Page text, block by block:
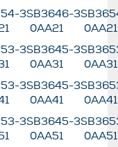
3SB3646-
0AA21
0AA21
3SB3645-
0AA31
0AA31
3SB3645-
0AA41
0AA41
3SB3645-
0AA51
0AA51